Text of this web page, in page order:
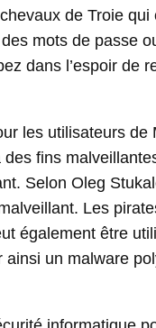
de Troie
mots de passe
dans l’espoir de
les utilisateurs
fins
Selon Oleg
Les
également être
un malware